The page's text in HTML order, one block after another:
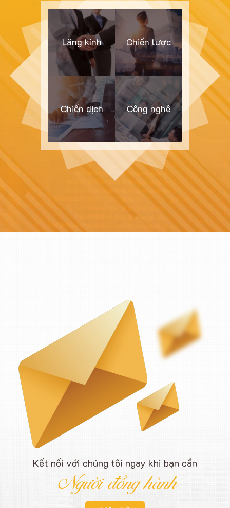
Lăng kính Chiến lược
Chiến dịch Công nghệ
Kết nối với chúng tôi ngay khi bạn cần
Người đồng hành